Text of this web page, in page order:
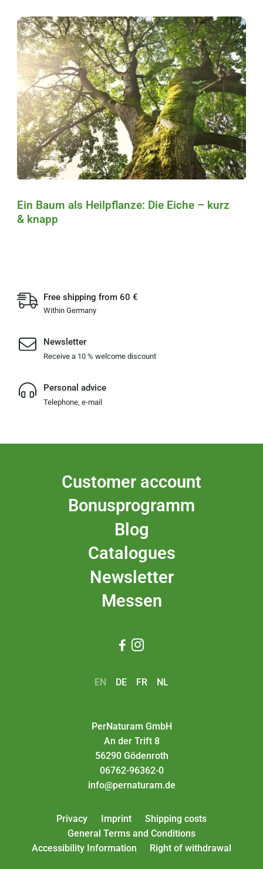
Ein Baum als Heilpflanze: Die Eiche – kurz
& knapp
Free shipping from 60 €
Within Germany
Newsletter
Receive a 10 % welcome discount
Personal advice
Telephone, e-mail
Customer account
Bonusprogramm
Blog
Catalogues
Newsletter
Messen
 
EN DE FR NL
PerNaturam GmbH
An der Trift 8
56290 Gödenroth
06762-96362-0
info@pernaturam.de
Privacy Imprint
Shipping costs
General Terms and Conditions
Accessibility Information
Right of withdrawal